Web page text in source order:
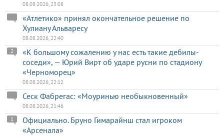
08.08.2026, 23:08
«Атлетико» принял окончательное решение по
Хулиану Альваресу
08.08.2026, 22:40
«К большому сожалению у нас есть такие дебилы-
соседи», — Юрий Вирт об ударе русни по стадиону
«Черноморец»
2
08.08.2026, 22:12
Сеск Фабрегас: «Моуринью необыкновенный»
08.08.2026, 21:46
Официально. Бруно Гимарайнш стал игроком
«Арсенала»
1